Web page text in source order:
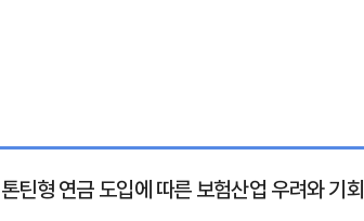
톤틴형 연금 도입에 따른 보험산업 우려와 기회